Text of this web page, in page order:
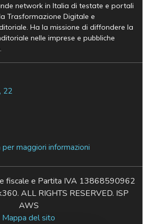
network in Italia di testate e portali
Trasformazione Digitale e
Ha la missione di diffondere la
nelle imprese e pubbliche
22
maggiori informazioni
fiscale e Partita IVA 13868590962
ALL RIGHTS RESERVED. ISP
AWS
Mappa del sito